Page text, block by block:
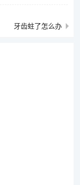
的检查。
质而引起疾病的一
务中心进行相关检
身体状况，也可以
牙齿蛀了怎么办